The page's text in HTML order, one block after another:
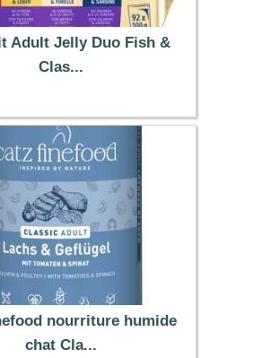
Adult Jelly Duo Fish &
Clas...
29.99 €
nourriture humide
chat Cla...